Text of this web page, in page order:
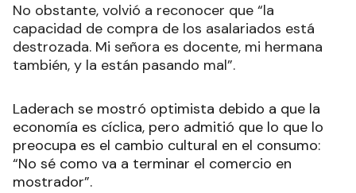
No obstante, volvió a reconocer que “la
capacidad de compra de los asalariados está
destrozada. Mi señora es docente, mi hermana
también, y la están pasando mal”.
Laderach se mostró optimista debido a que la
economía es cíclica, pero admitió que lo que lo
preocupa es el cambio cultural en el consumo:
“No sé como va a terminar el comercio en
mostrador”.